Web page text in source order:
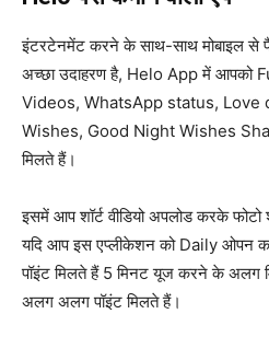
इंटरटेनमेंट करने के साथ-साथ मोबाइल
अच्छा उदाहरण है, Helo App में आपको
Videos, WhatsApp status, Love
Wishes, Good Night Wishes
मिलते हैं।
इसमें आप शॉर्ट वीडियो अपलोड करके
यदि आप इस एप्लीकेशन को Daily ओपन
पॉइंट मिलते हैं 5 मिनट यूज करने के
अलग अलग पॉइंट मिलते हैं।